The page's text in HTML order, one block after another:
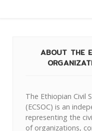
ABOUT THE
The Ethiopian Civil
(ECSOC) is an
representing the
of organizations,